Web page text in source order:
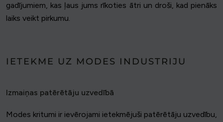
gadījumiem, kas ļaus jums rīkoties ātri un droši, kad pienāks
laiks veikt pirkumu.
IETEKME UZ MODES INDUSTRIJU
Izmaiņas patērētāju uzvedībā
Modes kritumi ir ievērojami ietekmējuši patērētāju uzvedību,